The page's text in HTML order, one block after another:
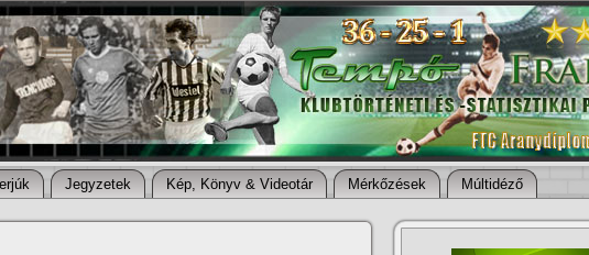
Jegyzetek Kép, Könyv & Videotár Mérkőzések Múltidéző